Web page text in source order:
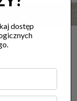
dostęp